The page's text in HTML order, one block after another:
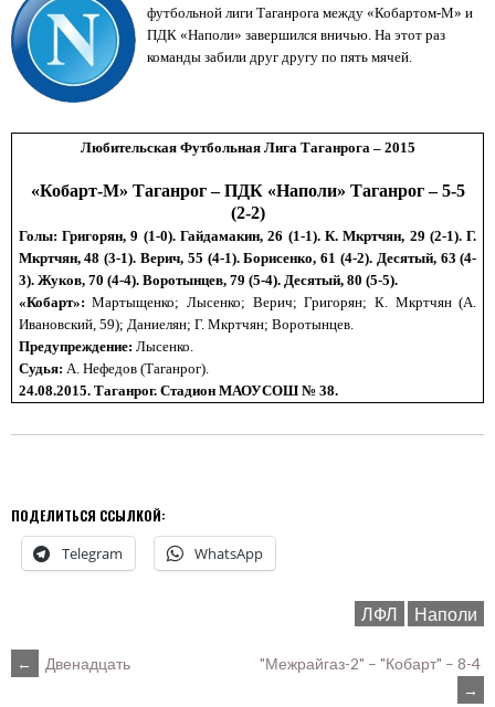
футбольной лиги Таганрога между «Кобартом-М» и
ПДК «Наполи» завершился вничью. На этот раз
команды забили друг другу по пять мячей.
Любительская Футбольная Лига Таганрога – 2015
«Кобарт-М» Таганрог – ПДК «Наполи» Таганрог – 5-5
(2-2)
Голы: Григорян, 9 (1-0). Гайдамакин, 26 (1-1). К. Мкртчян, 29 (2-1). Г.
Мкртчян, 48 (3-1). Верич, 55 (4-1). Борисенко, 61 (4-2). Десятый, 63 (4-
3). Жуков, 70 (4-4). Воротынцев, 79 (5-4). Десятый, 80 (5-5).
«Кобарт»:Мартыщенко; Лысенко; Верич; Григорян; К. Мкртчян (А.
Ивановский, 59); Даниелян; Г. Мкртчян; Воротынцев.
Предупреждение: Лысенко.
Судья: А. Нефедов (Таганрог).
24.08.2015. Таганрог. Стадион МАОУСОШ № 38.
ПОДЕЛИТЬСЯ ССЫЛКОЙ:
Telegram WhatsApp
ЛФЛ Наполи
POST
← Двенадцать
"Межрайгаз-2" – "Кобарт" – 8-4
→